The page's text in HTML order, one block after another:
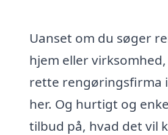
Uanset om du søger
hjem eller
rette rengøringsfirma
her. Og hurtigt og
tilbud på, hvad det vil